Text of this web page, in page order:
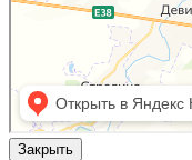
Закрыть